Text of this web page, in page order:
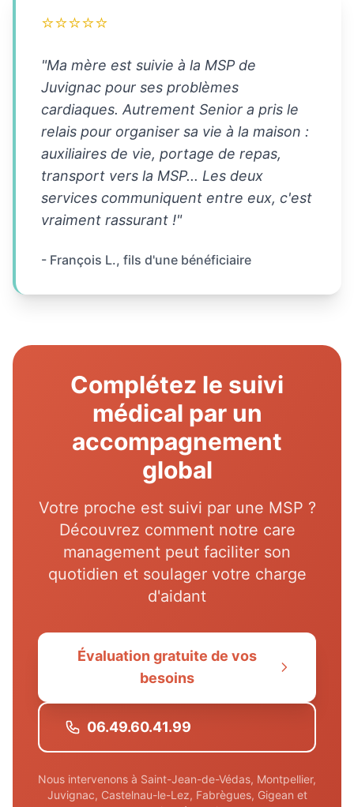
⭐⭐⭐⭐⭐
"Ma mère est suivie à la MSP de
Juvignac pour ses problèmes
cardiaques. Autrement Senior a pris le
relais pour organiser sa vie à la maison :
auxiliaires de vie, portage de repas,
transport vers la MSP... Les deux
services communiquent entre eux, c'est
vraiment rassurant !"
- François L., fils d'une bénéficiaire
Complétez le suivi
médical par un
accompagnement
global
Votre proche est suivi par une MSP ?
Découvrez comment notre care
management peut faciliter son
quotidien et soulager votre charge
d'aidant
Évaluation gratuite de vos
besoins
06.49.60.41.99
Nous intervenons à Saint-Jean-de-Védas, Montpellier,
Juvignac, Castelnau-le-Lez, Fabrègues, Gigean et